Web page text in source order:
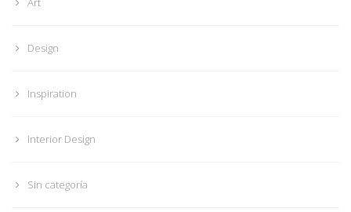
Design
Inspiration
Interior Design
Sin categoría